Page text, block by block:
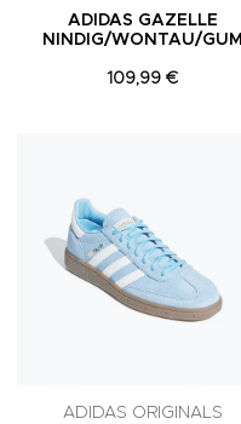
ADIDAS GAZELLE
NINDIG/WONTAU/GUM
109,99 €
ADIDAS ORIGINALS